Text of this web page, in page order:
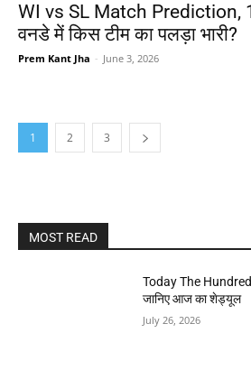
WI vs SL Match Prediction,
वनडे में किस टीम का पलड़ा भारी?
Prem Kant Jha - June 3, 2026
1 2 3
MOST READ
Today The
जानिए आज का शेड्यूल
July 26, 2026